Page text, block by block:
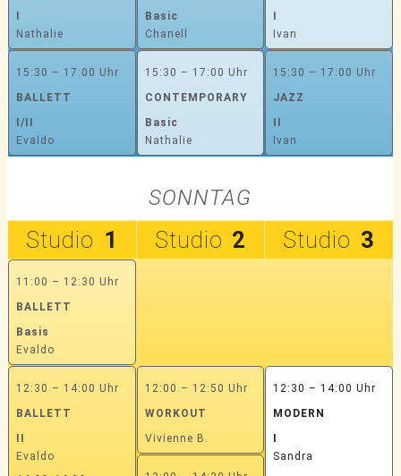
I
Nathalie
15:30 – 17:00 Uhr
BALLETT
I/II
Evaldo
Basic
Chanell
15:30 – 17:00 Uhr
CONTEMPORARY
Basic
Nathalie
I
Ivan
15:30 – 17:00 Uhr
JAZZ
II
Ivan
SONNTAG
Studio 1
11:00 – 12:30 Uhr
BALLETT
Basis
Evaldo
12:30 – 14:00 Uhr
BALLETT
Evaldo
Studio 2
12:00 – 12:50 Uhr
WORKOUT
Vivienne B.
Studio 3
12:30 – 14:00 Uhr
MODERN
Sandra